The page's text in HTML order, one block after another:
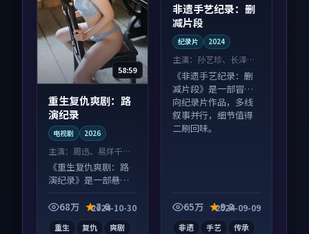
58:59
重生复仇爽剧：路
演纪录
电视剧 2026
主演： 周迅、易烊千玺
等
《重生复仇爽剧：路
演纪录》是一部悬疑
持续发酵，适合周末
68万 7.6
2024-10-30
重生 复仇 爽剧
非遗手艺纪录：删
减片段
纪录片 2024
主演：孙艺珍、长泽雅
美 等
《非遗手艺纪录：删
减片段》是一部冒险
向纪录片作品，多线
叙事并行，细节值得
二刷回味。
65万 9.8
2024-09-09
非遗 手艺 传承